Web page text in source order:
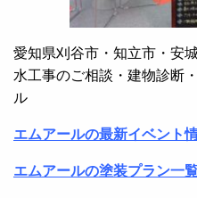
愛知県刈谷市・知立市・安
水工事のご相談・建物診断
ル
エムアールの最新イベント
エムアールの塗装プラン一